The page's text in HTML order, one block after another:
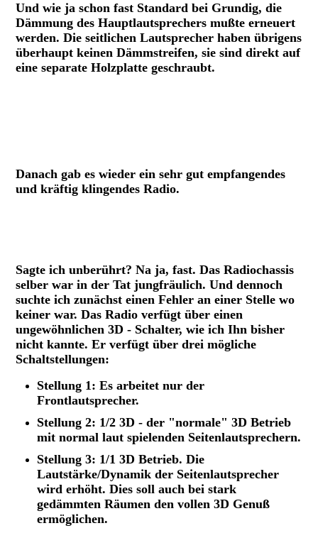
Und wie ja schon fast Standard bei Grundig, die
Dämmung des Hauptlautsprechers mußte erneuert
werden. Die seitlichen Lautsprecher haben übrigens
überhaupt keinen Dämmstreifen, sie sind direkt auf
eine separate Holzplatte geschraubt.
Danach gab es wieder ein sehr gut empfangendes
und kräftig klingendes Radio.
Sagte ich unberührt? Na ja, fast. Das Radiochassis
selber war in der Tat jungfräulich. Und dennoch
suchte ich zunächst einen Fehler an einer Stelle wo
keiner war.Das Radio verfügt über einen
ungewöhnlichen 3D - Schalter, wie ich Ihn bisher
nicht kannte. Er verfügt über drei mögliche
Schaltstellungen:
Stellung 1: Es arbeitet nur der
Frontlautsprecher.
Stellung 2: 1/2 3D - der "normale" 3D Betrieb
mit normal laut spielenden Seitenlautsprechern.
Stellung 3: 1/1 3D Betrieb. Die
Lautstärke/Dynamik der Seitenlautsprecher
wird erhöht. Dies soll auch bei stark
gedämmten Räumen den vollen 3D Genuß
ermöglichen.